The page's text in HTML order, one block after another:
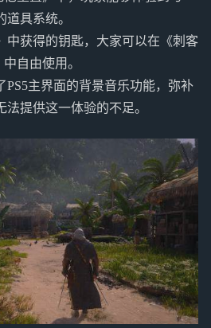
道具系统。
中获得的钥匙，大家可以在《刺客
自由使用。
PS5主界面的背景音乐功能，弥补
提供这一体验的不足。